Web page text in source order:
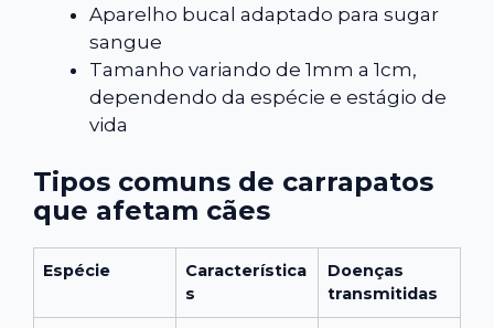
Aparelho bucal adaptado para sugar
sangue
Tamanho variando de 1mm a 1cm,
dependendo da espécie e estágio de
vida
Tipos comuns de carrapatos
que afetam cães
Espécie
Característica
s
Doenças
transmitidas